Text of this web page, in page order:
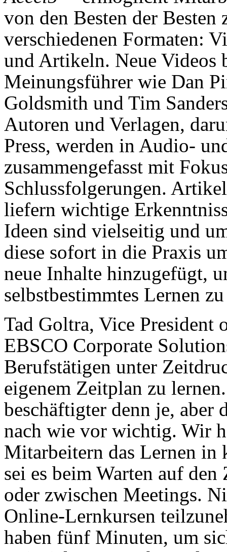
von den Besten der
verschiedenen Formaten:
und Artikeln. Neue Videos
Meinungsführer wie Dan
Goldsmith und Tim
Autoren und Verlagen,
Press, werden in Audio-
zusammengefasst mit
Schlussfolgerungen.
liefern wichtige
Ideen sind vielseitig und
diese sofort in die Praxis
neue Inhalte hinzugefügt,
selbstbestimmtes Lernen
Tad Goltra, Vice President
EBSCO Corporate
Berufstätigen unter
eigenem Zeitplan zu
beschäftigter denn je,
nach wie vor wichtig. Wir
Mitarbeitern das Lernen in
sei es beim Warten auf
oder zwischen Meetings.
Online-Lernkursen
haben fünf Minuten, um